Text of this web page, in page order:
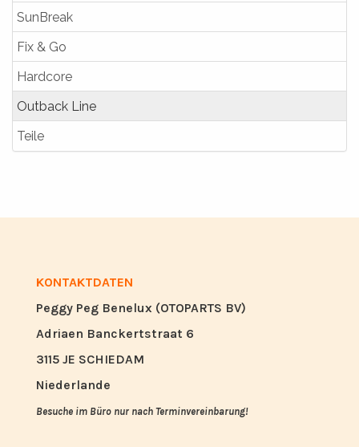
SunBreak
Fix & Go
Hardcore
Outback Line
Teile
KONTAKTDATEN
Peggy Peg Benelux (OTOPARTS BV)
Adriaen Banckertstraat 6
3115 JE SCHIEDAM
Niederlande
Besuche im Büro nur nach Terminvereinbarung!